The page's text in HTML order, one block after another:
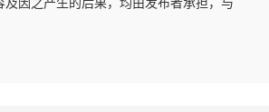
因之产生的后果，均由发布者承担，与